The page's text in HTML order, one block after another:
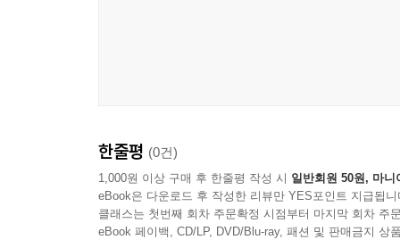
충돌 대신 선택했던 6·29 선언은 단순한 양보가
지도자는 지지층의 거센 반발을 무릅쓰고 적대적
저자는 이 ‘타협의 정신’이야말로 고사 직전의
한줄평 (0건)
1,000원 이상 구매 후 한줄평 작성 시 일반회원 50원, 마니
eBook은 다운로드 후 작성한 리뷰만 YES포인트 지급됩니
클래스는 첫번째 회차 주문확정 시점부터 마지막 회차 주
eBook 페이백, CD/LP, DVD/Blu-ray, 패션 및 판매금지 상